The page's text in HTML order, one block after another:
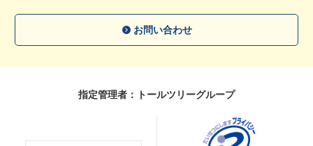
お問い合わせ
指定管理者：トールツリーグループ